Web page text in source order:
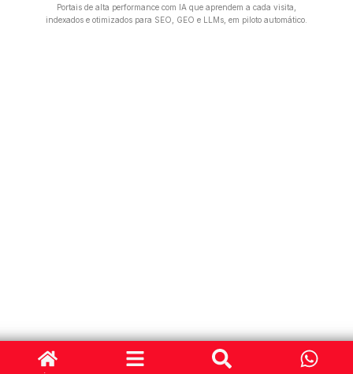
Portais de alta performance com IA que aprendem a cada visita,
indexados e otimizados para SEO, GEO e LLMs, em piloto automático.